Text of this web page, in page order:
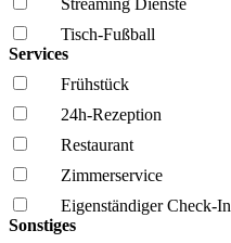
Streaming Dienste
Tisch-Fußball
Services
Frühstück
24h-Rezeption
Restaurant
Zimmerservice
Eigenständiger Check-In
Sonstiges